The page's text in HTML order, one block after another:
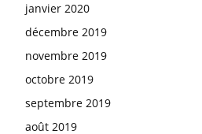
janvier 2020
décembre 2019
novembre 2019
octobre 2019
septembre 2019
août 2019